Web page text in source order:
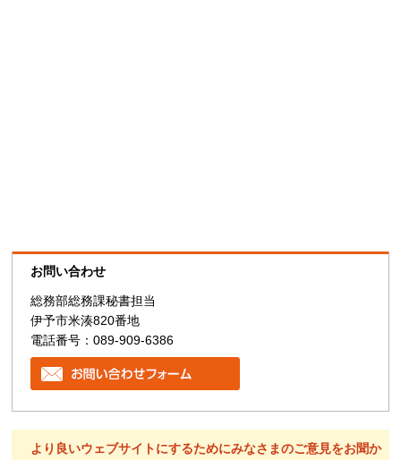
お問い合わせ
総務部総務課秘書担当
伊予市米湊820番地
電話番号：089-909-6386
より良いウェブサイトにするためにみなさまのご意見をお聞か